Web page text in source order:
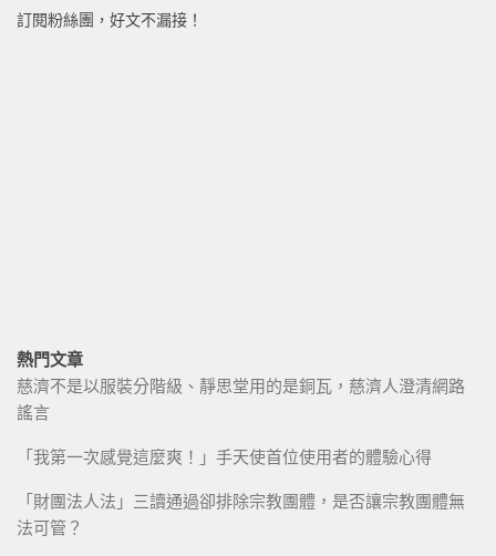
訂閱粉絲團，好文不漏接！
熱門文章
慈濟不是以服裝分階級、靜思堂用的是銅瓦，慈濟人澄清網路
謠言
「我第一次感覺這麼爽！」手天使首位使用者的體驗心得
「財團法人法」三讀通過卻排除宗教團體，是否讓宗教團體無
法可管？